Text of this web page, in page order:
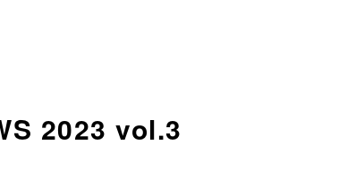
2023 vol.3